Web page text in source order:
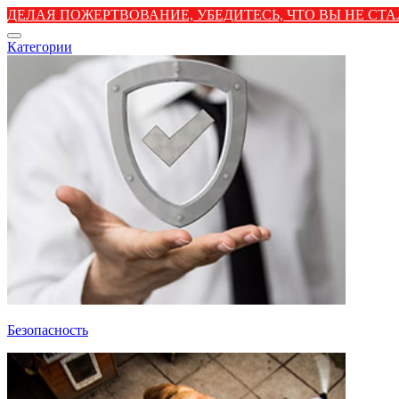
ДЕЛАЯ ПОЖЕРТВОВАНИЕ, УБЕДИТЕСЬ, ЧТО ВЫ НЕ
Категории
Безопасность